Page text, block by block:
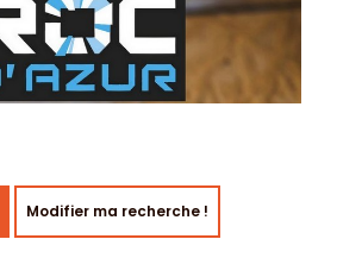
Modifier ma recherche !